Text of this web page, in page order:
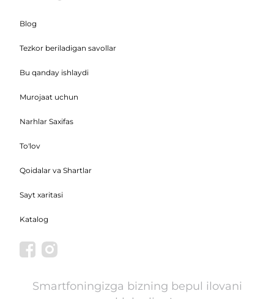
Blog
Tezkor beriladigan savollar
Bu qanday ishlaydi
Murojaat uchun
Narhlar Saxifas
To'lov
Qoidalar va Shartlar
Sayt xaritasi
Katalog
Smartfoningizga bizning bepul ilovani